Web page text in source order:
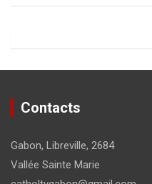
Contacts
Gabon, Libreville, 2684
Vallée Sainte Marie